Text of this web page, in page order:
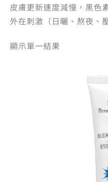
皮膚更新速度減慢，黑色
外在刺激（日曬、熬夜、
顯示單一結果